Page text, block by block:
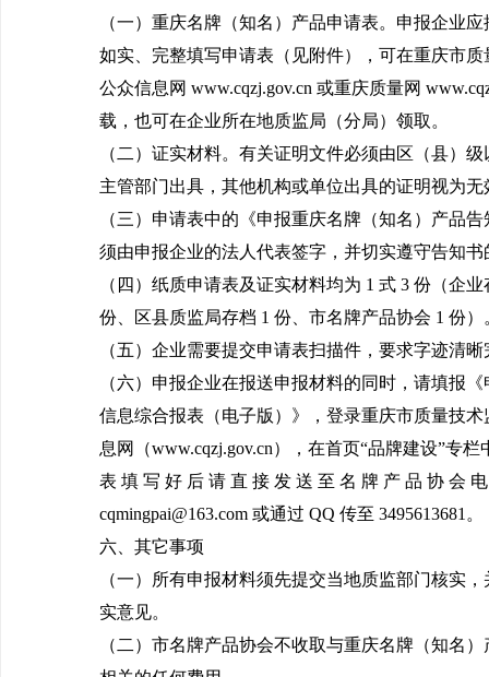
（一）重庆名牌（知名）产品申请表。申报企业
如实、完整填写申请表（见附件），可在重庆市质
公众信息网 www.cqzj.gov.cn 或重庆质量网
载，也可在企业所在地质监局（分局）领取。
（二）证实材料。有关证明文件必须由区（县）
主管部门出具，其他机构或单位出具的证明视为无
（三）申请表中的《申报重庆名牌（知名）产品
须由申报企业的法人代表签字，并切实遵守告知书
（四）纸质申请表及证实材料均为 1 式 3 份（企业
份、区县质监局存档 1 份、市名牌产品协会 1 份）
（五）企业需要提交申请表扫描件，要求字迹清晰
（六）申报企业在报送申报材料的同时，请填报
信息综合报表（电子版）》，登录重庆市质量技术
息网（www.cqzj.gov.cn），在首页“品牌建设”专栏
表 填 写 好 后 请 直 接 发 送 至 名 牌 产 品 协 会
cqmingpai@163.com 或通过 QQ 传至 3495613681。
六、其它事项
（一）所有申报材料须先提交当地质监部门核实
实意见。
（二）市名牌产品协会不收取与重庆名牌（知名